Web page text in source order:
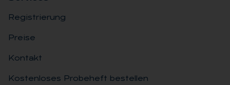
Registrierung
Preise
Kontakt
Kostenloses Probeheft bestellen